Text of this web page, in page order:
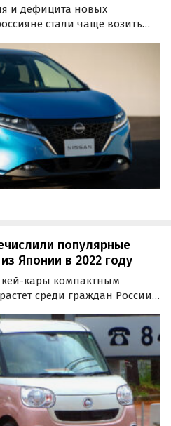
и дефицита новых
стали чаще возить
популярные
Японии в 2022 году
кей-кары компактным
среди граждан России.
расход топлива.